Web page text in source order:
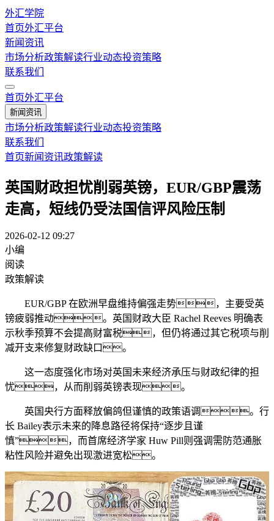
外汇学院
首页外汇平台
新闻资讯
市场分析政策解读行业动态投资策略
联系我们
首页外汇平台
新闻资讯
市场分析政策解读行业动态投资策略
联系我们
首页新闻资讯政策解读
英国财政担忧削弱英镑，EUR/GBP震荡
走高，短线仍受法国信评风险压制
2026-02-12 09:27
小编
阅读
政策解读
EUR/GBP 在欧洲早盘维持偏强走势，主要受英
镑疲弱推动。英国财政大臣 Rachel Reeves 明确表
示秋季预算不会提高财富税，但仍将通过其它税项与削
减开支来修复财政缺口。
这一态度强化市场对英国未来经济承压与财政纪律的担
忧，从而削弱英镑表现。
英国央行方面释放偏鸽但谨慎的政策语调。行
长 Bailey表示未来的降息路径将保持“逐步且谨
慎”，而首席经济学家 Huw Pill则强调需防范通胀
粘性风险并避免出现激进宽松。